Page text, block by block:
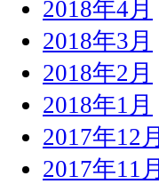
2018年4月
2018年3月
2018年2月
2018年1月
2017年12月
2017年11月